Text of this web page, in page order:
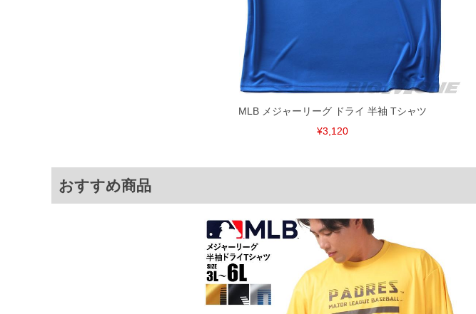
尚、裾上げした商品は返品・交換不可となりますので、予めご了承下さい。
一部、お直しに対応出来ない商品がございます。(例：裾にファスナーや調節ひ
端なデザインが施されている等)
※【返品交換について】
返品交換希望の方は、商品到着後1週間以内にご連絡ください。
下着(肌着)やワイシャツは商品の性質上、返品交換不可とさせて頂いておりま
MLB メジャーリーグ ドライ 半袖 Tシャツ
¥3,120
おすすめ商品